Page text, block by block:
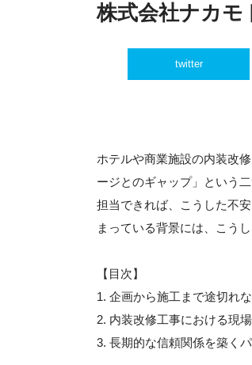
株式会社ナカモ
twitter
ホテルや商業施設の内装改
ージとのギャップ」という
担当できれば、こうした不
まっている背景には、こう
【目次】
1. 企画から施工まで途切れ
2. 内装改修工事における現
3. 長期的な信頼関係を築く